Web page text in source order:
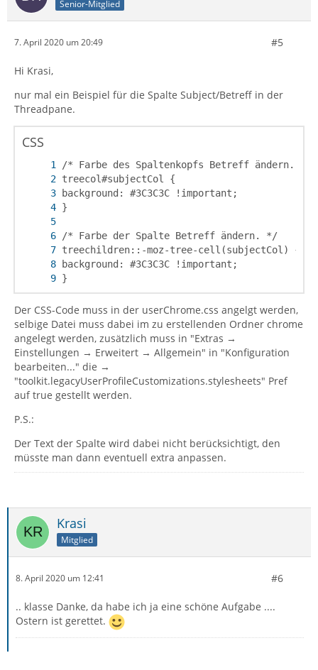
Senior-Mitglied
7. April 2020 um 20:49 #5
Hi Krasi,
nur mal ein Beispiel für die Spalte Subject/Betreff in der
Threadpane.
CSS
}
Der CSS-Code muss in der userChrome.css angelgt werden,
selbige Datei muss dabei im zu erstellenden Ordner chrome
angelegt werden, zusätzlich muss in "Extras →
Einstellungen → Erweitert → Allgemein" in "Konfiguration
bearbeiten..." die →
"toolkit.legacyUserProfileCustomizations.stylesheets" Pref
auf true gestellt werden.
P.S.:
Der Text der Spalte wird dabei nicht berücksichtigt, den
müsste man dann eventuell extra anpassen.
Krasi
Mitglied
8. April 2020 um 12:41 #6
.. klasse Danke, da habe ich ja eine schöne Aufgabe ....
Ostern ist gerettet.